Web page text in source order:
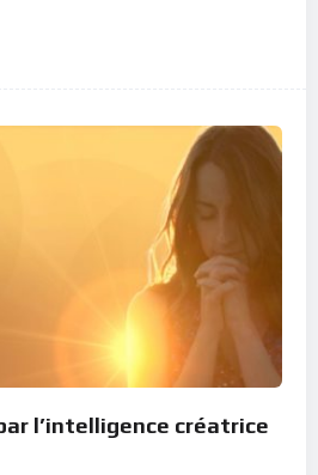
l’intelligence créatrice